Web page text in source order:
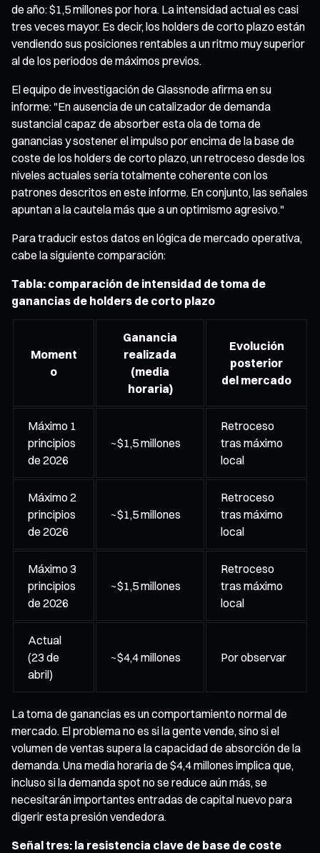
de año: $1,5 millones por hora. La intensidad actual es casi
tres veces mayor. Es decir, los holders de corto plazo están
vendiendo sus posiciones rentables a un ritmo muy superior
al de los periodos de máximos previos.
El equipo de investigación de Glassnode afirma en su
informe: "En ausencia de un catalizador de demanda
sustancial capaz de absorber esta ola de toma de
ganancias y sostener el impulso por encima de la base de
coste de los holders de corto plazo, un retroceso desde los
niveles actuales sería totalmente coherente con los
patrones descritos en este informe. En conjunto, las señales
apuntan a la cautela más que a un optimismo agresivo."
Para traducir estos datos en lógica de mercado operativa,
cabe la siguiente comparación:
Tabla: comparación de intensidad de toma de
ganancias de holders de corto plazo
Moment
o
Ganancia
realizada
(media
horaria)
Evolución
posterior
del mercado
Máximo 1
principios
de 2026
~$1,5 millones
Retroceso
tras máximo
local
Máximo 2
principios
de 2026
~$1,5 millones
Retroceso
tras máximo
local
Máximo 3
principios
de 2026
~$1,5 millones
Retroceso
tras máximo
local
Actual
(23 de
abril)
~$4,4 millones Por observar
La toma de ganancias es un comportamiento normal de
mercado. El problema no es si la gente vende, sino si el
volumen de ventas supera la capacidad de absorción de la
demanda. Una media horaria de $4,4 millones implica que,
incluso si la demanda spot no se reduce aún más, se
necesitarán importantes entradas de capital nuevo para
digerir esta presión vendedora.
Señal tres: la resistencia clave de base de coste